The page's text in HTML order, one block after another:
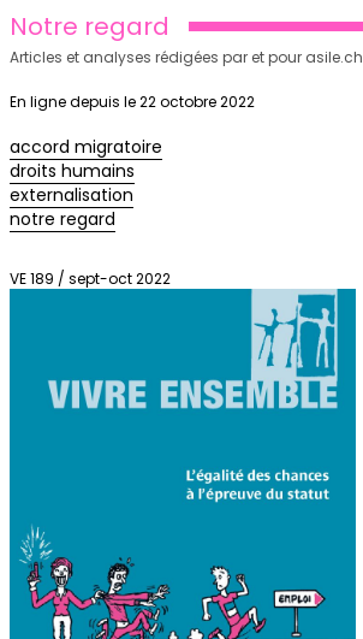
Notre regard
Articles et analyses rédigées par et pour asile.ch
En ligne depuis le 22 octobre 2022
accord migratoire
droits humains
externalisation
notre regard
VE 189 / sept-oct 2022